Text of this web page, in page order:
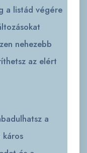
a listád végére
nehezebb
az elért
a